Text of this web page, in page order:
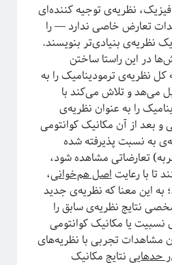
نظریه‌ی توجیه کننده‌ای
تعارض خاصی ندارد — را
نظریه‌ی بنیادی‌تر بنویسند.
در این راستا ساختن
نظریه‌ی ترمودینامیک را به
می‌هد و تلاش می‌کند با
را به عنوان نظریه‌ی
و بعد از آن مکانیک کوانتومی
به نسبت پذیرفته شده
تعارضاتی مشاهده شود،
تا با رعایتاصل هم‌خوانی،
به این معنا که نظریه‌ی جدید
نتایج نظریه‌ی سابق را
یا مکانیک کوانتومی
مشاهدات تجربی با نظریه‌های
حدهایینتایج مکانیک